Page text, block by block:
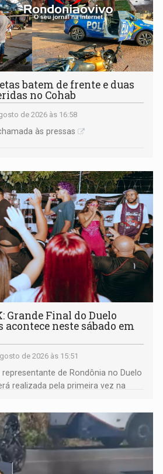
batem de frente e duas
no Cohab
de 2026 às 16:58
às pressas
Grande Final do Duelo
acontece neste sábado em
de 2026 às 15:51
de Rondônia no Duelo
realizada pela primeira vez na